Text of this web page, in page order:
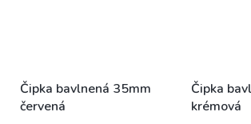
Čipka bavlnená 35mm
červená
Čipka
krémová